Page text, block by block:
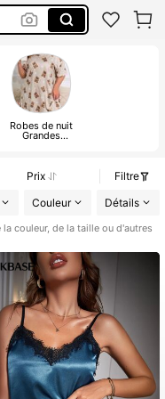
Robes de nuit
Grandes
Prix
Filtre
Couleur Détails
couleur, de la taille ou d'autres